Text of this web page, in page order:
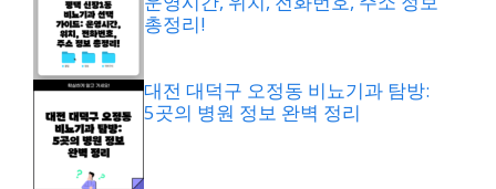
총정리!
대전 대덕구 오정동 비뇨기과 탐방:
5곳의 병원 정보 완벽 정리